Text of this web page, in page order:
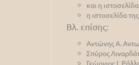
και η
η ιστοσελίδα
Βλ. επίσης:
Αντώνης Α.
Σπύρος
Γεώργιος Ι.